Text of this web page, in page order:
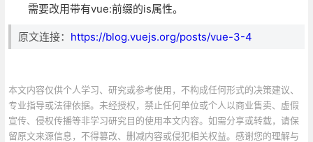
需要改用带有vue:前缀的is属性。
原文连接： https://blog.vuejs.org/posts/vue-3-4
本文内容仅供个人学习、研究或参考使用，不构成任何形式的决策建议、
专业指导或法律依据。未经授权，禁止任何单位或个人以商业售卖、虚假
宣传、侵权传播等非学习研究目的使用本文内容。如需分享或转载，请保
留原文来源信息，不得篡改、删减内容或侵犯相关权益。感谢您的理解与